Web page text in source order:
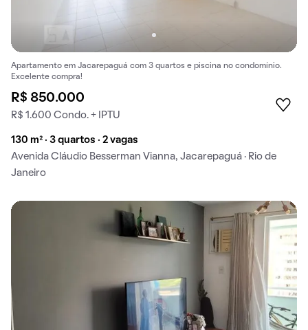
Apartamento em Jacarepaguá com 3 quartos e piscina no condomínio.
Excelente compra!
R$ 850.000
R$ 1.600 Condo. + IPTU
130 m² · 3 quartos · 2 vagas
Avenida Cláudio Besserman Vianna, Jacarepaguá · Rio de
Janeiro